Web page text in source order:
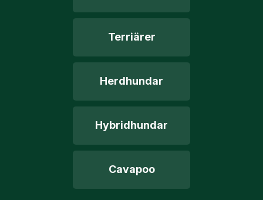
Terriärer
Herdhundar
Hybridhundar
Cavapoo